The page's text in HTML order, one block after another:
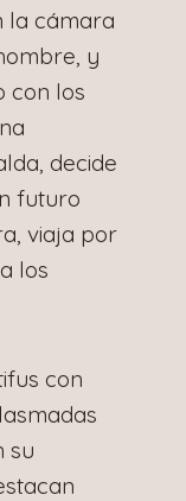
la cámara
y
con los
decide
futuro
viaja por
los
con
su